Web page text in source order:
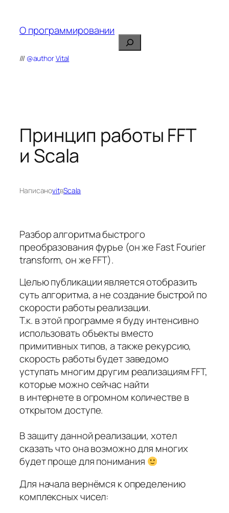
содержимому
О программировании
/// @authorVital
Поиск
Принцип работы FFT
и Scala
НаписаноvitвScala
Разбор алгоритма быстрого
преобразования фурье (он же Fast Fourier
transform, он же FFT).
Целью публикации является отобразить
суть алгоритма, а не создание быстрой по
скорости работы реализации.
Т.к. в этой программе я буду интенсивно
использовать объекты вместо
примитивных типов, а также рекурсию,
скорость работы будет заведомо
уступать многим другим реализациям FFT,
которые можно сейчас найти
в интернете в огромном количестве в
открытом доступе.
В защиту данной реализации, хотел
сказать что она возможно для многих
будет проще для понимания
Для начала вернёмся к определению
комплексных чисел: